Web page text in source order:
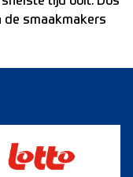
de smaakmakers